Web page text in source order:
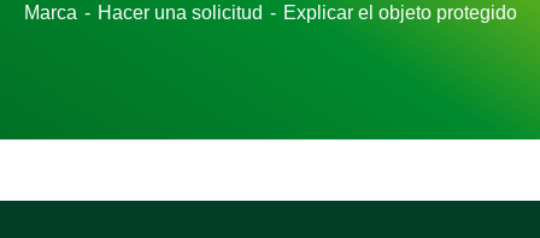
Marca
Hacer una solicitud Explicar el objeto protegido